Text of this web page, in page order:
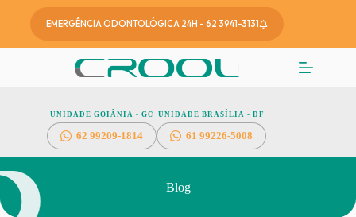
EMERGÊNCIA ODONTOLÓGICA 24H - 62 3941-3131
UNIDADE GOIÂNIA - GO
6299209-1814
UNIDADE BRASÍLIA - DF
61 99226-5008
Blog